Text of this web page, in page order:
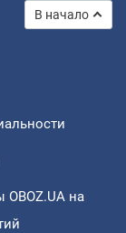
В начало
на